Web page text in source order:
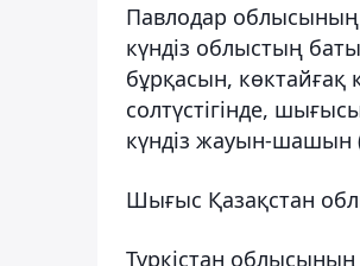
Павлодар облысының
күндіз облыстың
бұрқасын, көктайғақ
солтүстігінде,
күндіз жауын-шашын
Шығыс Қазақстан
Түркістан